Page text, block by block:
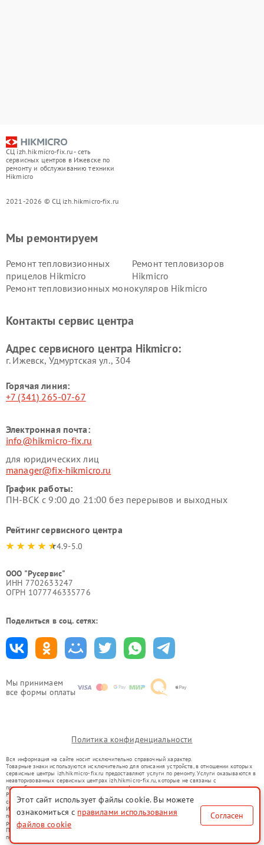
СЦ izh.hikmicro-fix.ru - сеть
сервисных центров в Ижевске по
ремонту и обслуживанию техники
Hikmicro
2021-2026 © СЦ izh.hikmicro-fix.ru
Мы принимаем
все формы оплаты
Мы ремонтируем
Ремонт тепловизионных
прицелов Hikmicro
Ремонт тепловизоров
Hikmicro
Ремонт тепловизионных монокуляров Hikmicro
Контакты сервис центра
Адрес сервисного центра Hikmicro:
г. Ижевск, Удмуртская ул., 304
Горячая линия:
+7 (341) 265-07-67
Электронная почта:
info@hikmicro-fix.ru
для юридических лиц
manager@fix-hikmicro.ru
График работы:
ПН-ВСК с 9:00 до 21:00 без перерывов и выходных
Рейтинг сервисного центра
4.9-5.0
ООО "Русервис"
ИНН 7702633247
ОГРН 1077746335776
Поделиться в соц. сетях:
Политика конфиденциальности
Вся информация на сайте носит исключительно справочный характер.
Товарные знаки используются исключительно для описания устройств, в отношении которых
сервисные центры izh.hikmicro-fix.ru предоставляют услуги по ремонту. Услуги оказываются в
неавторизованных сервисных центрах izh.hikmicro-fix.ru, которые не связаны с
правообладателями товарных знаков или их официальными представителями.
Ремонт осуществляется для устройств, уже введенных в гражданский оборот в соответствии
со статьей 1487 ГК РФ.
Использование товарных знаков не преследует цели индивидуализации услуг или введения
потребителей в заблуждение, а служит для информирования о предоставляемых услугах по
ремонту техники указанных брендов.
Представленная на сайте информация не является публичной офертой, определяемой
положениями Статьи 437(2) Гражданского кодекса РФ
Этот сайт использует файлы cookie. Вы можете
ознакомиться с правилами использования
файлов cookie
Согласен